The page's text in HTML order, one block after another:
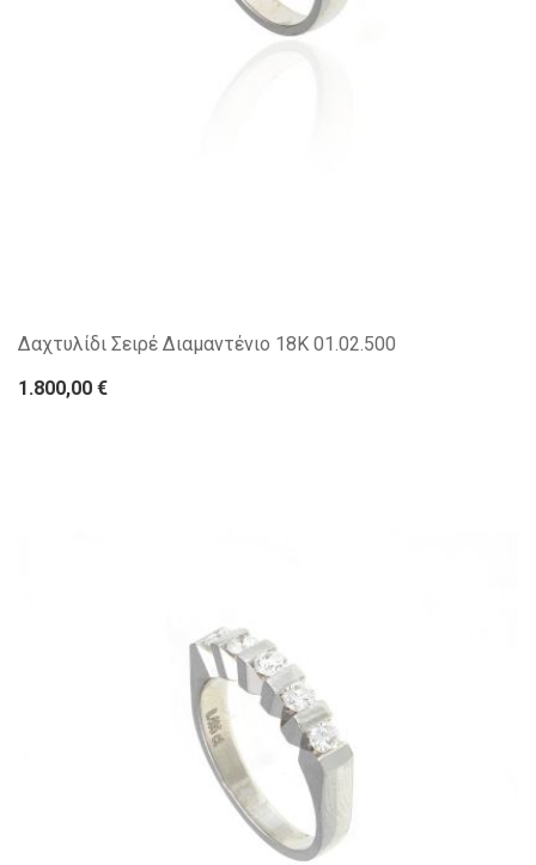
Δαχτυλίδι Σειρέ Διαμαντένιο 18Κ 01.02.500
1.800,00 €